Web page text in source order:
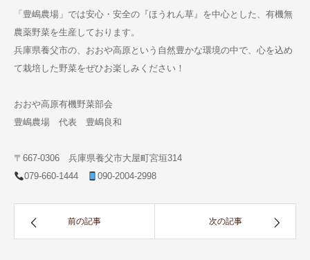
「豊嶋農場」では安心・安全の『ほうれん草』を中心とした、有機無
農薬野菜を生産しております。
兵庫県養父市の、おおや高原という自然豊かな環境の中で、心を込め
て栽培した野菜をぜひお楽しみください！
おおや高原有機野菜部会
豊嶋農場 代表 豊嶋良和
〒667-0306 兵庫県養父市大屋町宮垣314
079-660-1444
090-2004-2998
前の記事 次の記事